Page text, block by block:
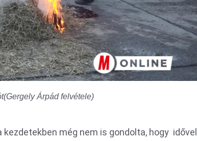
Árpád felvétele)
kezdetekben még nem is gondolta, hogy idővel